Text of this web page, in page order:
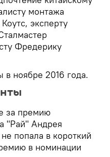
монтажа
эксперту
Фредерику
ноябре 2016 года.
за премию
"Рай" Андрея
попала в короткий
в номинации